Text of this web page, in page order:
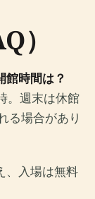
）
館時間は？
。週末は休館
る場合があり
、入場は無料